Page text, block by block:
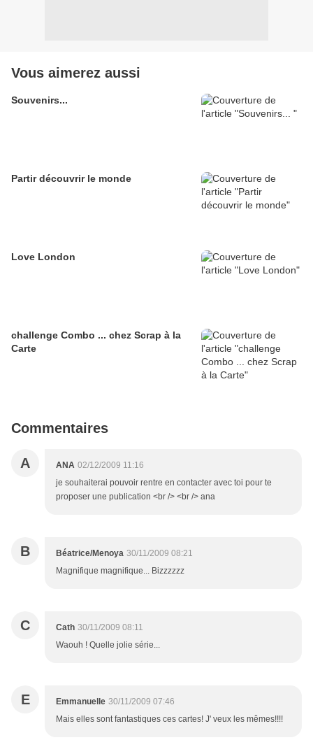
Vous aimerez aussi
Souvenirs...
Partir découvrir le monde
Love London
challenge Combo ... chez Scrap à la
Carte
Commentaires
A ANA 02/12/2009 11:16
je souhaiterai pouvoir rentre en contacter avec toi pour te
proposer une publication <br /> <br /> ana
B Béatrice/Menoya 30/11/2009 08:21
Magnifique magnifique... Bizzzzzz
C Cath 30/11/2009 08:11
Waouh ! Quelle jolie série...
E Emmanuelle 30/11/2009 07:46
Mais elles sont fantastiques ces cartes! J' veux les mêmes!!!!